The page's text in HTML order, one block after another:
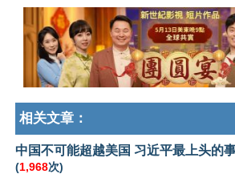
相关文章：
中国不可能超越美国 习近平最上头的
(1,968次)